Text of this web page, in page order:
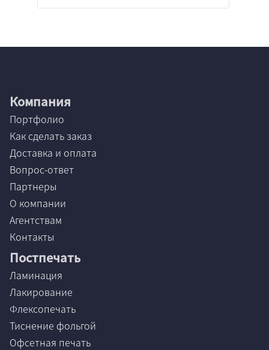
Компания
Портфолио
Как сделать заказ
Доставка и оплата
Вопрос-ответ
Партнеры
О компании
Агентствам
Контакты
Постпечать
Ламинация
Лакирование
Флексопечать
Тиснение фольгой
Офсетная печать